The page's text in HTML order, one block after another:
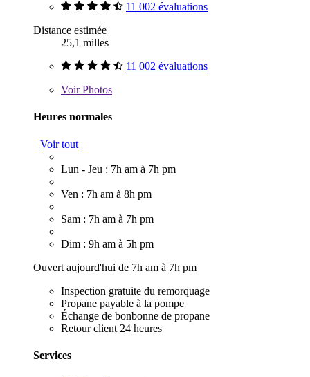
11 002 évaluations
Distance estimée
25,1 milles
11 002 évaluations
VoirPhotos
Heures normales
Voir tout
Lun - Jeu : 7h am à 7h pm
Ven : 7h am à 8h pm
Sam : 7h am à 7h pm
Dim : 9h am à 5h pm
Ouvert aujourd'hui de 7h am à 7h pm
Inspection gratuite du remorquage
Propane payable à la pompe
Échange de bonbonne de propane
Retour client 24 heures
Services